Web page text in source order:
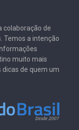
colaboração de
Temos a intenção
muito mais
dicas de quem um